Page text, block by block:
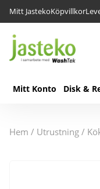
Mitt JastekoKöpvillkor
Mitt Konto Disk &
hem / utrustning /